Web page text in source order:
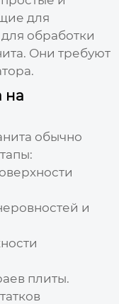
для
обработки
Они требуют
на
обычно
и
плиты.